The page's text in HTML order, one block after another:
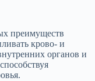
преимуществ
крово- и
органов и